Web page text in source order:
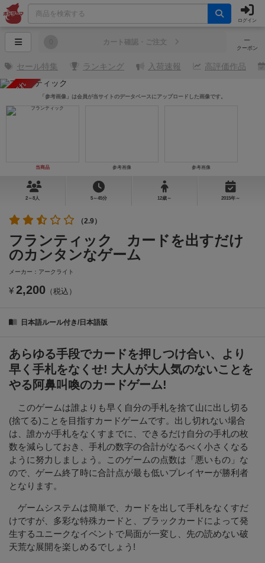
ログイン
─
クーポン
カート確認・ご注文
セール特集 ランキング 入荷速報 高評価作品
売り切れ
当商品 参考画像 参考画像
「参考画像」は会員が当サイトのデータベースにアップロードした画像です。
2～8人 5～45分 12歳～ 2015年～
（2.9）
フランティック カードを出すだけ
のカンタンなゲーム
メーカー：アークライト
¥ 2,200 （税込）
日本語ルール付き/日本語版
あらゆる手段でカードを押しつけ合い、より
早く手札をなくせ! 大人が大人気のないことを
やる阿鼻叫喚のカードゲーム!
このゲームは誰よりも早く自分の手札を捨て山に出し切る
(捨てる)ことを目指すカードゲームです。出し切れない場合
は、誰かが手札をなくすまでに、できるだけ自分の手札の枚
数を減らしておき、手札の数字の合計がなるべく小さくなる
ように努力しましょう。このゲームの点数は「悪いもの」な
ので、ゲーム終了時に合計点が最も低いプレイヤーが勝利者
となります。
ゲームシステムは簡単で、カードを出して手札をなくすだ
けですが、多彩な特殊カードと、ブラックカードによって発
生するユニークなイベントで局面が一変し、先の読めない破
天荒な展開を楽しめるでしょう!